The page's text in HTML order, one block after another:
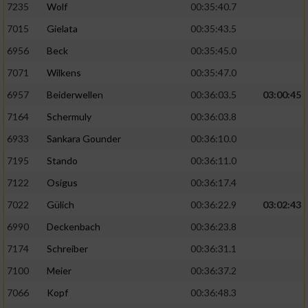
7235
Wolf
00:35:40.7
7015
Gielata
00:35:43.5
6956
Beck
00:35:45.0
7071
Wilkens
00:35:47.0
6957
Beiderwellen 00:36:03.5
03:00:45
7164
Schermuly
00:36:03.8
6933
Sankara Gounder
00:36:10.0
7195
Stando
00:36:11.0
7122
Osigus
00:36:17.4
7022
Gülich 00:36:22.9
03:02:43
6990
Deckenbach
00:36:23.8
7174
Schreiber
00:36:31.1
7100
Meier
00:36:37.2
7066
Kopf
00:36:48.3